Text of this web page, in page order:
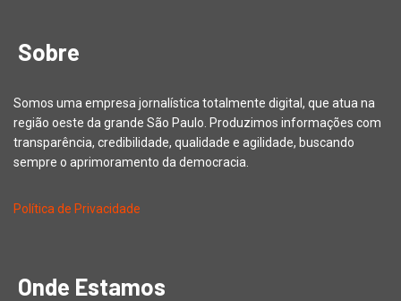
Sobre
Somos uma empresa jornalística totalmente digital, que atua na
região oeste da grande São Paulo. Produzimos informações com
transparência, credibilidade, qualidade e agilidade, buscando
sempre o aprimoramento da democracia.
Política de Privacidade
Onde Estamos